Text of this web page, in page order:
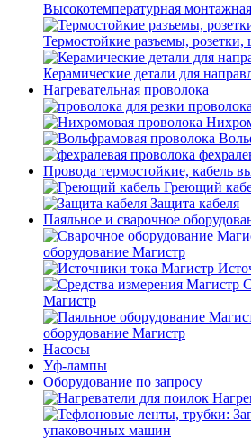
Высокотемпературная
Термостойкие разъемы, розетки,
Керамические детали для
Нагревательная проволока
Провода термостойкие, кабель
Греющий
Защита кабеля
Паяльное и сварочное
оборудование Магистр
Магистр
оборудование Магистр
Насосы
Уф-лампы
Оборудование по запросу